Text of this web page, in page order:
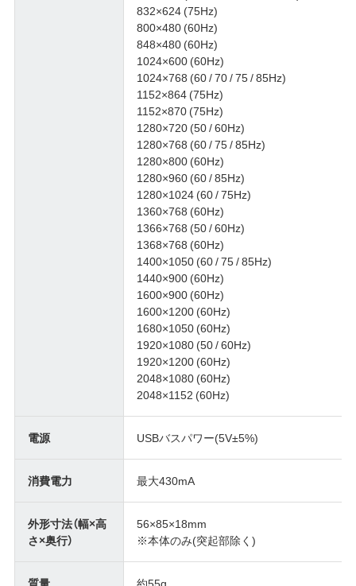
832×624 (75Hz)
800×480 (60Hz)
848×480 (60Hz)
1024×600 (60Hz)
1024×768 (60 / 70 / 75 / 85Hz)
1152×864 (75Hz)
1152×870 (75Hz)
1280×720 (50 / 60Hz)
1280×768 (60 / 75 / 85Hz)
1280×800 (60Hz)
1280×960 (60 / 85Hz)
1280×1024 (60 / 75Hz)
1360×768 (60Hz)
1366×768 (50 / 60Hz)
1368×768 (60Hz)
1400×1050 (60 / 75 / 85Hz)
1440×900 (60Hz)
1600×900 (60Hz)
1600×1200 (60Hz)
1680×1050 (60Hz)
1920×1080 (50 / 60Hz)
1920×1200 (60Hz)
2048×1080 (60Hz)
2048×1152 (60Hz)
電源 USBバスパワー(5V±5%)
消費電力 最大430mA
外形寸法（幅×高
さ×奥行）
56×85×18mm
※本体のみ(突起部除く)
質量 約55g